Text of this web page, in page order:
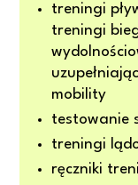
treningi
treningi
mobility
testowanie
treningi
ręczniki